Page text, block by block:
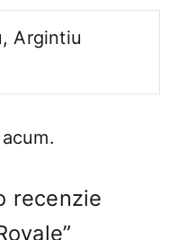
Argintiu
recenzie